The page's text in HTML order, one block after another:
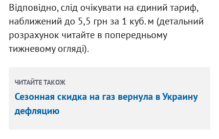
Відповідно, слід очікувати на єдиний тариф,
наближений до 5,5 грн за 1 куб. м (детальний
розрахунок читайте в попередньому
тижневому огляді).
ЧИТАЙТЕ ТАКОЖ
Сезонная скидка на газ вернула в Украину
дефляцию